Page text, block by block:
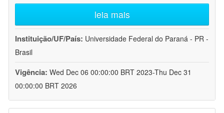
leia mais
Instituição/UF/País: Universidade Federal do Paraná - PR -
Brasil
Vigência: Wed Dec 06 00:00:00 BRT 2023-Thu Dec 31
00:00:00 BRT 2026